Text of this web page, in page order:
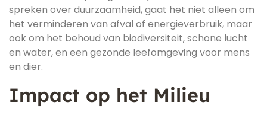
spreken over duurzaamheid, gaat het niet alleen om
het verminderen van afval of energieverbruik, maar
ook om het behoud van biodiversiteit, schone lucht
en water, en een gezonde leefomgeving voor mens
en dier.
Impact op het Milieu